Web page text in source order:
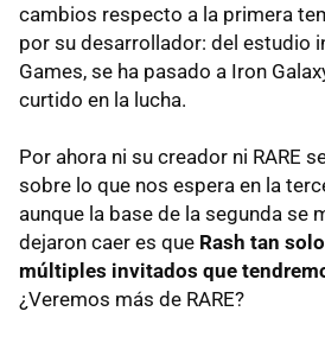
cambios respecto a la primera
por su desarrollador: del estudio
Games, se ha pasado a Iron
curtido en la lucha.
Por ahora ni su creador ni RARE
sobre lo que nos espera en la
aunque la base de la segunda se
dejaron caer es que Rash tan
múltiples invitados que
¿Veremos más de RARE?